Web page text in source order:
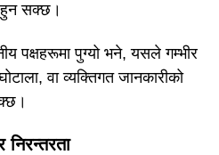
सक्छ।
पक्षहरूमा पुग्यो भने, यसले गम्भीर
वा व्यक्तिगत जानकारीको
निरन्तरता